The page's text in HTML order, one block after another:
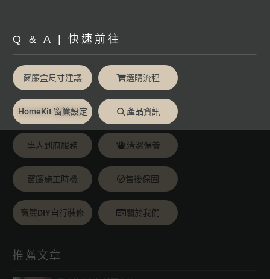
Q & A | 快速前往
窗簾盒尺寸建議 選購流程
HomeKit 窗簾設定 產品資訊
專人到府服務 清潔保養
窗簾施工時機 售後保固
窗簾DIY自行裝修 關於我們
推薦文章